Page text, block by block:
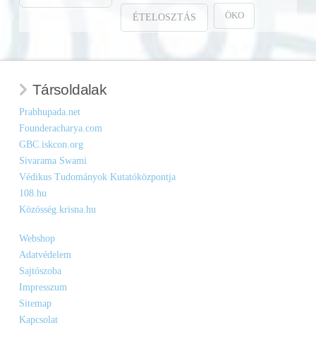
ÉTELOSZTÁS ÖKO
Társoldalak
Prabhupada.net
Founderacharya.com
GBC.iskcon.org
Sivarama Swami
Védikus Tudományok Kutatóközpontja
108.hu
Közösség.krisna.hu
Webshop
Adatvédelem
Sajtószoba
Impresszum
Sitemap
Kapcsolat